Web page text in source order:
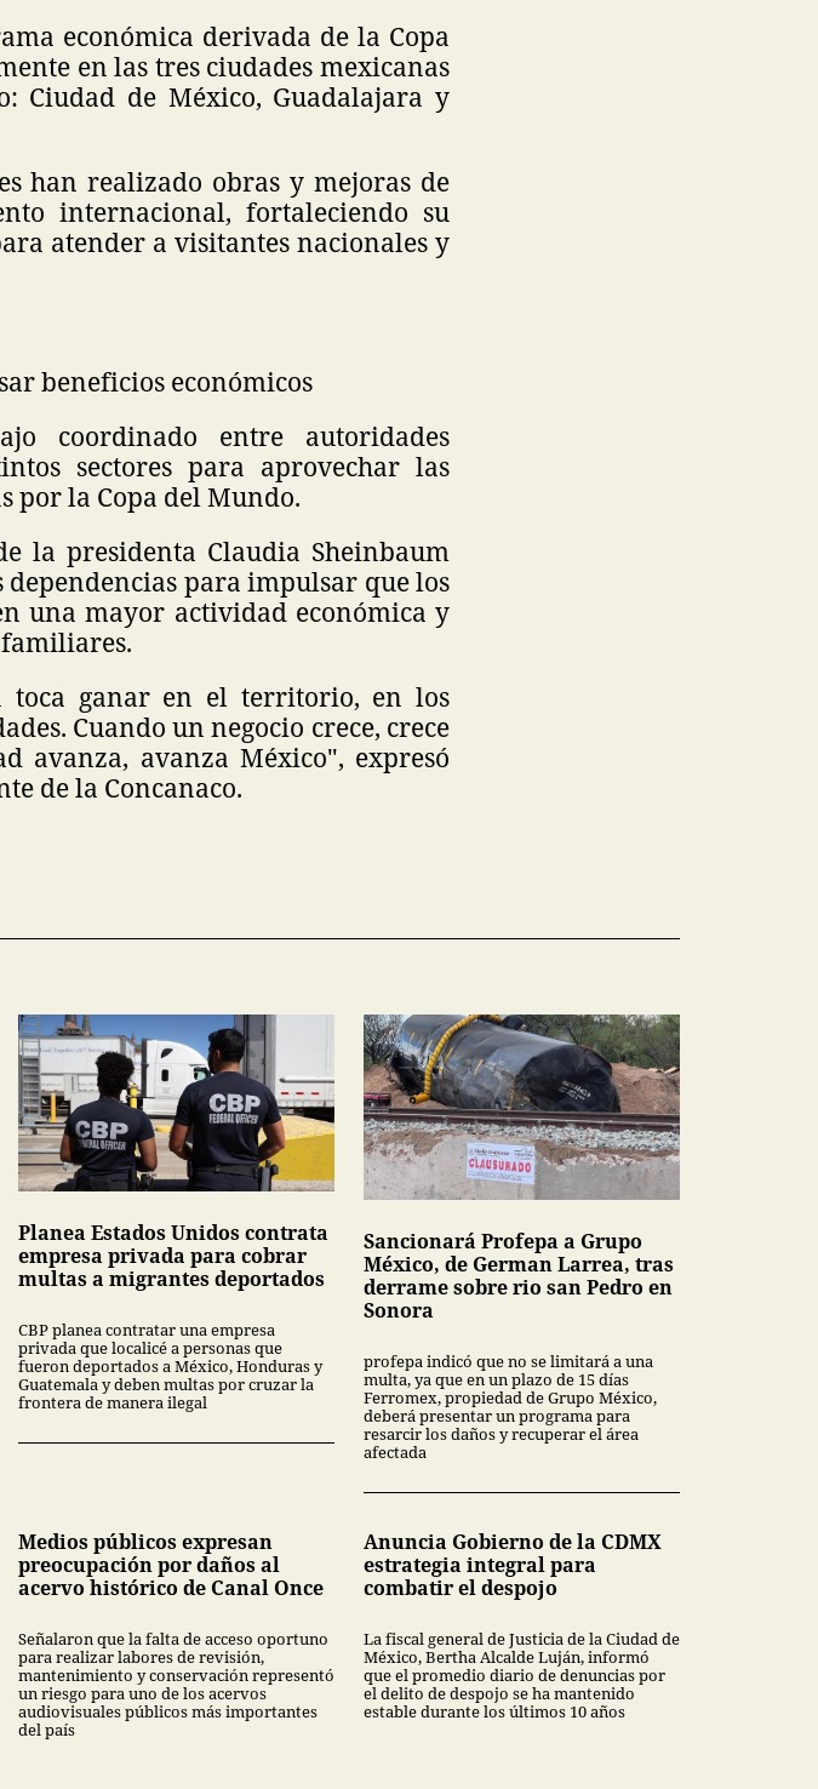
económica derivada de la Copa
en las tres ciudades mexicanas
Ciudad de México, Guadalajara y
han realizado obras y mejoras de
internacional, fortaleciendo su
atender a visitantes nacionales y
beneficios económicos
coordinado entre autoridades
sectores para aprovechar las
por la Copa del Mundo.
la presidenta Claudia Sheinbaum
para impulsar que los
una mayor actividad económica y
toca ganar en el territorio, en los
Cuando un negocio crece, crece
avanza, avanza México", expresó
de la Concanaco.
Planea Estados Unidos contrata
empresa privada para cobrar
multas a migrantes deportados
CBP planea contratar una empresa
privada que localicé a personas que
fueron deportados a México, Honduras y
Guatemala y deben multas por cruzar la
frontera de manera ilegal
Sancionará Profepa a Grupo
México, de German Larrea, tras
derrame sobre rio san Pedro en
Sonora
profepa indicó que no se limitará a una
multa, ya que en un plazo de 15 días
Ferromex, propiedad de Grupo México,
deberá presentar un programa para
resarcir los daños y recuperar el área
afectada
Medios públicos expresan
preocupación por daños al
acervo histórico de Canal Once
Señalaron que la falta de acceso oportuno
para realizar labores de revisión,
mantenimiento y conservación representó
un riesgo para uno de los acervos
audiovisuales públicos más importantes
del país
Anuncia Gobierno de la CDMX
estrategia integral para
combatir el despojo
La fiscal general de Justicia de la Ciudad de
México, Bertha Alcalde Luján, informó
que el promedio diario de denuncias por
el delito de despojo se ha mantenido
estable durante los últimos 10 años